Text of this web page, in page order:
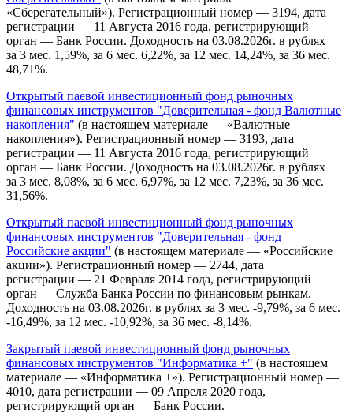
«Сберегательный»). Регистрационный номер — 3194, дата
регистрации — 11 Августа 2016 года, регистрирующий
орган — Банк России. Доходность на 03.08.2026г. в рублях
за 3 мес. 1,59%, за 6 мес. 6,22%, за 12 мес. 14,24%, за 36 мес.
48,71%.
Открытый паевой инвестиционный фонд рыночных
финансовых инструментов "Доверительная - фонд Валютные
накопления" (в настоящем материале — «Валютные
накопления»). Регистрационный номер — 3193, дата
регистрации — 11 Августа 2016 года, регистрирующий
орган — Банк России. Доходность на 03.08.2026г. в рублях
за 3 мес. 8,08%, за 6 мес. 6,97%, за 12 мес. 7,23%, за 36 мес.
31,56%.
Открытый паевой инвестиционный фонд рыночных
финансовых инструментов "Доверительная - фонд
Российские акции" (в настоящем материале — «Российские
акции»). Регистрационный номер — 2744, дата
регистрации — 21 Февраля 2014 года, регистрирующий
орган — Служба Банка России по финансовым рынкам.
Доходность на 03.08.2026г. в рублях за 3 мес. -9,79%, за 6 мес.
-16,49%, за 12 мес. -10,92%, за 36 мес. -8,14%.
Закрытый паевой инвестиционный фонд рыночных
финансовых инструментов "Информатика +" (в настоящем
материале — «Информатика +»). Регистрационный номер —
4010, дата регистрации — 09 Апреля 2020 года,
регистрирующий орган — Банк России.